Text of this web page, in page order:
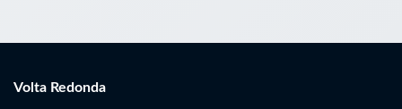
Volta Redonda